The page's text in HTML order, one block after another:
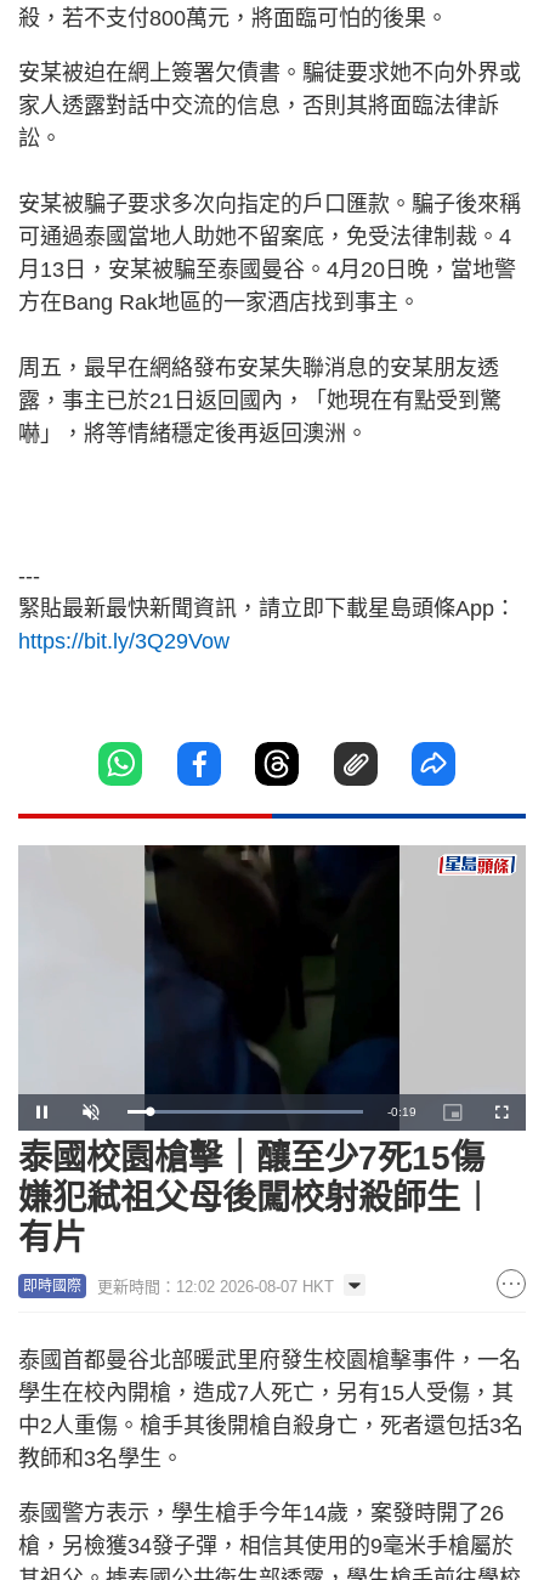
殺，若不支付800萬元，將面臨可怕的後果。
安某被迫在網上簽署欠債書。騙徒要求她不向外界或
家人透露對話中交流的信息，否則其將面臨法律訴
訟。
安某被騙子要求多次向指定的戶口匯款。騙子後來稱
可通過泰國當地人助她不留案底，免受法律制裁。4
月13日，安某被騙至泰國曼谷。4月20日晚，當地警
方在Bang Rak地區的一家酒店找到事主。
周五，最早在網絡發布安某失聯消息的安某朋友透
露，事主已於21日返回國內，「她現在有點受到驚
嚇」，將等情緒穩定後再返回澳洲。
---
緊貼最新最快新聞資訊，請立即下載星島頭條App：
https://bit.ly/3Q29Vow
Pause Unmute Loaded:
100.00%
Remaining
Time
-0:18
Picture-
in-
Picture
泰國校園槍擊｜釀至少7死15傷
嫌犯弒祖父母後闖校射殺師生︱
有片
即時國際 更新時間：12:02 2026-08-07 HKT
泰國首都曼谷北部暖武里府發生校園槍擊事件，一名
學生在校內開槍，造成7人死亡，另有15人受傷，其
中2人重傷。槍手其後開槍自殺身亡，死者還包括3名
教師和3名學生。
泰國警方表示，學生槍手今年14歲，案發時開了26
槍，另檢獲34發子彈，相信其使用的9毫米手槍屬於